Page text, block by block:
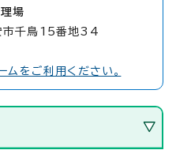
場
千鳥15番地34
をご利用ください。